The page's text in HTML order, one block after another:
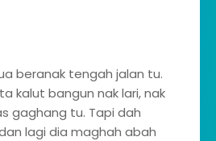
beranak tengah jalan tu.
kalut bangun nak lari, nak
gaghang tu. Tapi dah
lagi dia maghah abah